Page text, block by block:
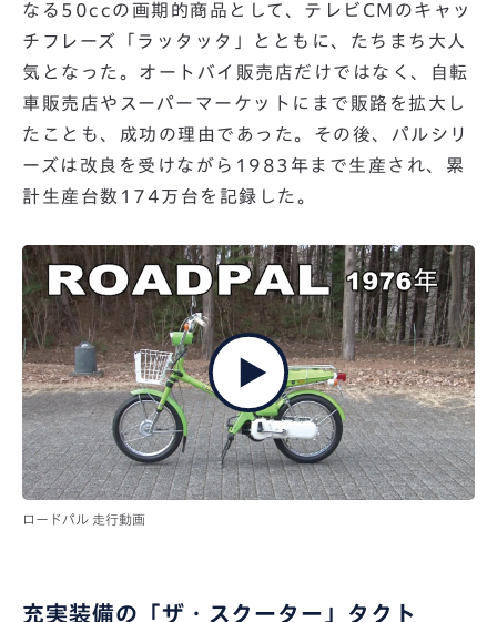
なる50ccの画期的商品として、テレビCMのキャッ
チフレーズ「ラッタッタ」とともに、たちまち大人
気となった。オートバイ販売店だけではなく、自転
車販売店やスーパーマーケットにまで販路を拡大し
たことも、成功の理由であった。その後、パルシリ
ーズは改良を受けながら1983年まで生産され、累
計生産台数174万台を記録した。
ロードパル 走行動画
充実装備の「ザ・スクーター」タクト